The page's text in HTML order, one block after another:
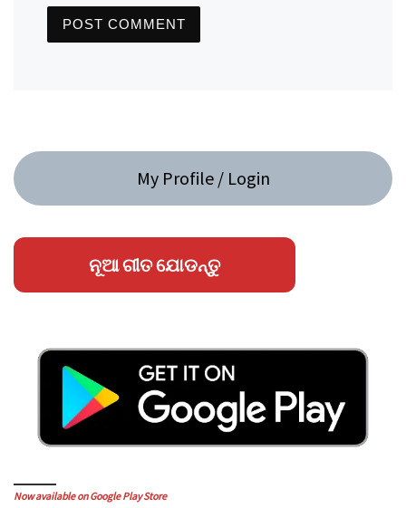
My Profile / Login
ନୂଆ ଗୀତ ଯୋଡନ୍ତୁ
Now available on Google Play Store